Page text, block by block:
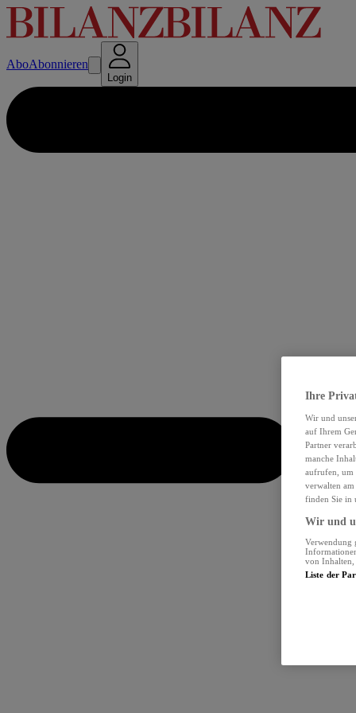
AboAbonnieren
Login
Ihre
Wir und
auf Ihrem
Partner
manche
aufrufen, um
verwalten
finden Sie in
Wir und
Verwendung
von Inhalten,
Liste der